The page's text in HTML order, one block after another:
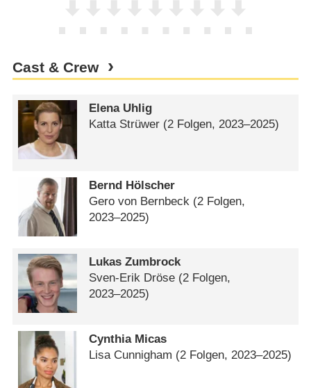
Cast & Crew
Elena Uhlig
Katta Strüwer (2 Folgen, 2023⁠–⁠2025)
Bernd Hölscher
Gero von Bernbeck (2 Folgen,
2023⁠–⁠2025)
Lukas Zumbrock
Sven-Erik Dröse (2 Folgen,
2023⁠–⁠2025)
Cynthia Micas
Lisa Cunnigham (2 Folgen, 2023⁠–⁠2025)